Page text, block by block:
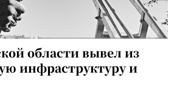
области вывел из
инфраструктуру и